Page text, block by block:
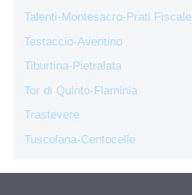
Talenti-Montesacro-Prati Fiscale
Testaccio-Aventino
Tiburtina-Pietralata
Tor di Quinto-Flaminia
Trastevere
Tuscolana-Centocelle